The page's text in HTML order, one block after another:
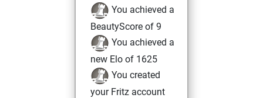
You achieved a
BeautyScore of 9
You achieved a
new Elo of 1625
You created
your Fritz account